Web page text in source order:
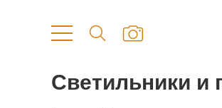
Светильники и